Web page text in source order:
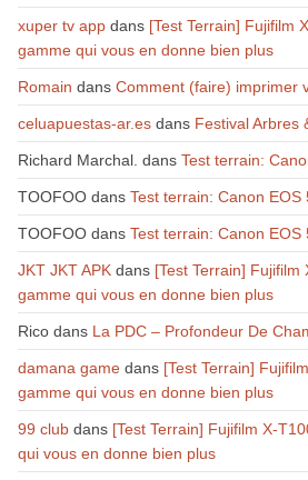
xuper tv appdans [Test Terrain] Fujifilm
gamme qui vous en donne bien plus
Romain dans Comment (faire) imprimer
celuapuestas-ar.esdans Festival Arbres
Richard Marchal. dans Test terrain:
TOOFOOdans Test terrain: Canon EOS
TOOFOOdans Test terrain: Canon EOS
JKT JKT APKdans [Test Terrain] Fujifilm
gamme qui vous en donne bien plus
Ricodans La PDC – Profondeur De
damana gamedans [Test Terrain]
gamme qui vous en donne bien plus
99 clubdans [Test Terrain] Fujifilm X-
qui vous en donne bien plus